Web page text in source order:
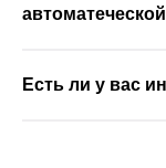
Есть ли у вас